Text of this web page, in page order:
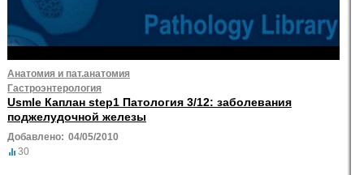
Анатомия и пат.анатомия
Гастроэнтерология
Usmle Каплан step1 Патология 3/12: заболевания
поджелудочной железы
Добавлено: 04/05/2010
30